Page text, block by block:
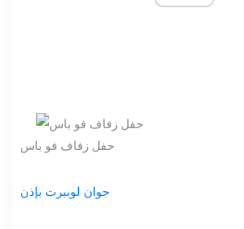
حفل زفاف فو باس
جوان لوببرت بإذن